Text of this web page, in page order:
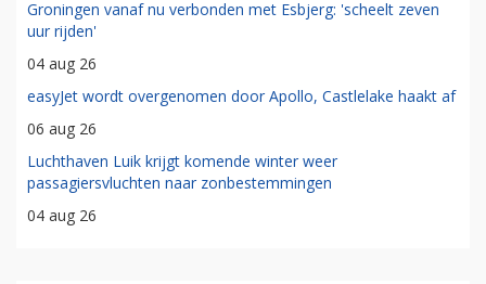
Groningen vanaf nu verbonden met Esbjerg: 'scheelt zeven
uur rijden'
04 aug 26
easyJet wordt overgenomen door Apollo, Castlelake haakt af
06 aug 26
Luchthaven Luik krijgt komende winter weer
passagiersvluchten naar zonbestemmingen
04 aug 26